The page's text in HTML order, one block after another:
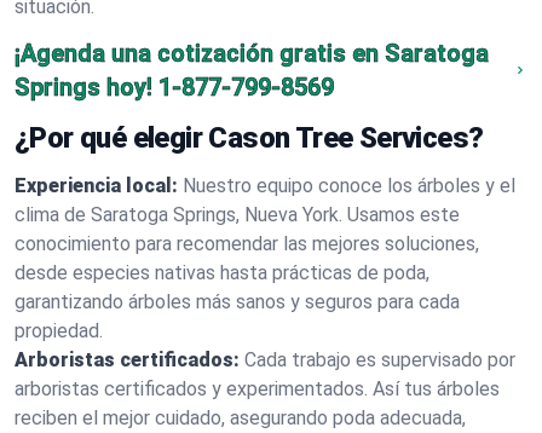
situación.
¡Agenda una cotización gratis en Saratoga
Springs hoy! 1-877-799-8569
¿Por qué elegir Cason Tree Services?
Experiencia local: Nuestro equipo conoce los árboles y el
clima de Saratoga Springs, Nueva York. Usamos este
conocimiento para recomendar las mejores soluciones,
desde especies nativas hasta prácticas de poda,
garantizando árboles más sanos y seguros para cada
propiedad.
Arboristas certificados: Cada trabajo es supervisado por
arboristas certificados y experimentados. Así tus árboles
reciben el mejor cuidado, asegurando poda adecuada,